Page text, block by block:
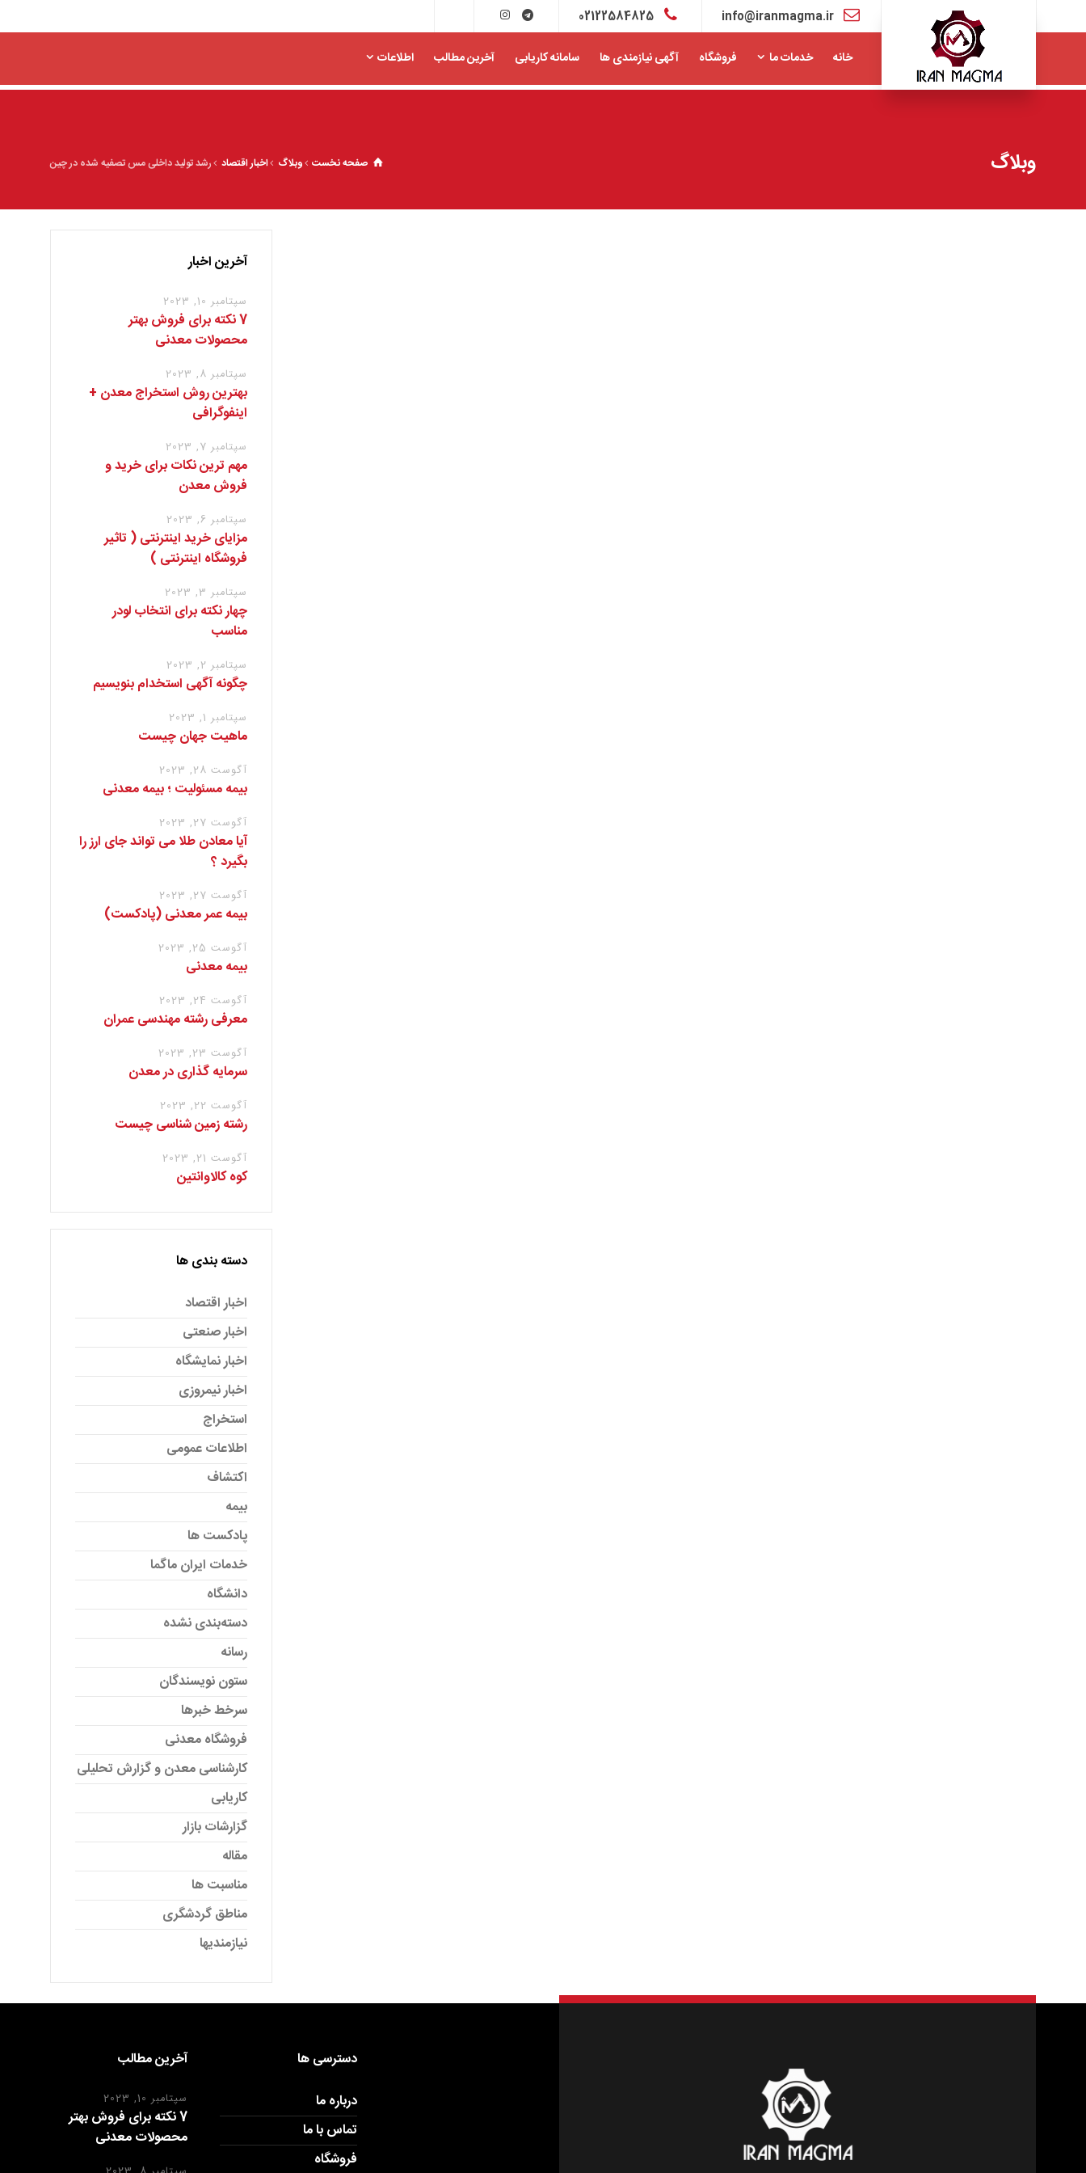
info@iranmagma.ir
02122584825
خانه خدمات ما فروشگاه آگهی نیازمندی ها سامانه کاریابی آخرین مطالب اطلاعات
وبلاگ صفحه نخست وبلاگ اخبار اقتصاد رشد تولید داخلی مس تصفیه شده در چین
آخرین اخبار
سپتامبر 10, 2023
7 نکته برای فروش بهتر
محصولات معدنی
سپتامبر 8, 2023
بهترین روش استخراج معدن +
اینفوگرافی
سپتامبر 7, 2023
مهم ترین نکات برای خرید و
فروش معدن
سپتامبر 6, 2023
مزایای خرید اینترنتی ( تاثیر
فروشگاه اینترنتی )
سپتامبر 3, 2023
چهار نکته برای انتخاب لودر
مناسب
سپتامبر 2, 2023
چگونه آگهی استخدام بنویسیم
سپتامبر 1, 2023
ماهیت جهان چیست
آگوست 28, 2023
بیمه مسئولیت ؛ بیمه معدنی
آگوست 27, 2023
آیا معادن طلا می تواند جای ارز را
بگیرد ؟
آگوست 27, 2023
بیمه عمر معدنی (پادکست)
آگوست 25, 2023
بیمه معدنی
آگوست 24, 2023
معرفی رشته مهندسی عمران
آگوست 23, 2023
سرمایه گذاری در معدن
آگوست 22, 2023
رشته زمین شناسی چیست
آگوست 21, 2023
کوه کالاوانتین
دسته بندی ها
اخبار اقتصاد
اخبار صنعتی
اخبار نمایشگاه
اخبار نیمروزی
استخراج
اطلاعات عمومی
اکتشاف
بیمه
پادکست ها
خدمات ایران ماگما
دانشگاه
دسته‌بندی نشده
رسانه
ستون نویسندگان
سرخط خبرها
فروشگاه معدنی
کارشناسی معدن و گزارش تحلیلی
کاریابی
گزارشات بازار
مقاله
مناسبت ها
مناطق گردشگری
نیازمندیها
دسترسی ها
درباره ما
تماس با ما
فروشگاه
آخرین مطالب
سپتامبر 10, 2023
7 نکته برای فروش بهتر
محصولات معدنی